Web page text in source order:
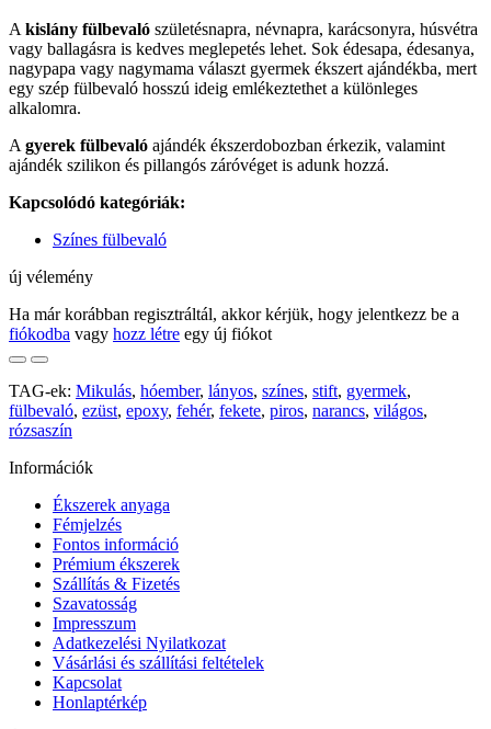
A kislány fülbevaló születésnapra, névnapra, karácsonyra, húsvétra
vagy ballagásra is kedves meglepetés lehet. Sok édesapa, édesanya,
nagypapa vagy nagymama választ gyermek ékszert ajándékba, mert
egy szép fülbevaló hosszú ideig emlékeztethet a különleges
alkalomra.
A gyerek fülbevaló ajándék ékszerdobozban érkezik, valamint
ajándék szilikon és pillangós záróvéget is adunk hozzá.
Kapcsolódó kategóriák:
Színes fülbevaló
új vélemény
Ha már korábban regisztráltál, akkor kérjük, hogy jelentkezz be a
fiókodba vagy hozz létre egy új fiókot
TAG-ek: Mikulás, hóember, lányos, színes, stift, gyermek,
fülbevaló, ezüst, epoxy, fehér, fekete, piros, narancs, világos,
rózsaszín
Információk
Ékszerek anyaga
Fémjelzés
Fontos információ
Prémium ékszerek
Szállítás & Fizetés
Szavatosság
Impresszum
Adatkezelési Nyilatkozat
Vásárlási és szállítási feltételek
Kapcsolat
Honlaptérkép